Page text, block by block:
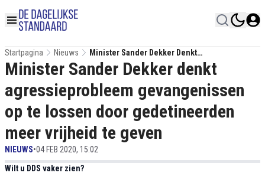
Startpagina Nieuws
Minister Sander Dekker Denkt
Agressieprobleem Gevangenissen Op Te
Lossen Door Gedetineerden Meer Vrijheid Te
Geven
Minister Sander Dekker denkt
agressieprobleem gevangenissen
op te lossen door gedetineerden
meer vrijheid te geven
NIEUWS•04 FEB 2020, 15:02
Wilt u DDS vaker zien?